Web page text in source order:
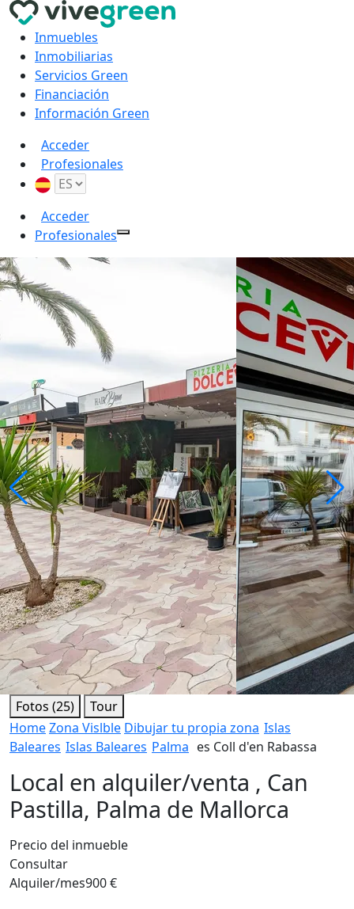
Inmuebles
Inmobiliarias
Servicios Green
Financiación
Información Green
Acceder
Profesionales
Acceder
Profesionales
Fotos (25)
Tour
HomeZona Vislble Dibujar tu propia zona Islas
Baleares Islas Baleares Palma es Coll d'en Rabassa
Local en alquiler/venta , Can
Pastilla, Palma de Mallorca
Precio del inmueble
Consultar
Alquiler/mes900 €